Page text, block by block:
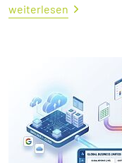
weiterlesen